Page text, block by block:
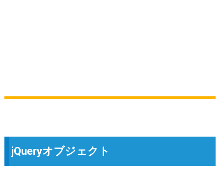
jQueryオブジェクト